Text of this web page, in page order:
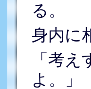
る。
身内に
「考
よ。」